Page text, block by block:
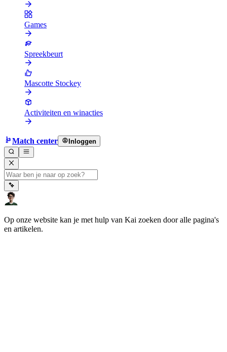
Games
Spreekbeurt
Mascotte Stockey
Activiteiten en winacties
Match center Inloggen
Op onze website kan je met hulp van Kai zoeken door alle pagina's
en artikelen.